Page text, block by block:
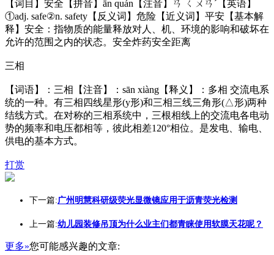
【词目】安全【拼音】ān quán【注音】ㄢ ㄑㄨㄢˊ【英语】
①adj. safe②n. safety【反义词】危险【近义词】平安【基本解
释】安全：指物质的能量释放对人、机、环境的影响和破坏在
允许的范围之内的状态。安全炸药安全距离
三相
【词语】：三相【注音】：sān xiàng【释义】：多相 交流电系
统的一种。有三相四线星形(y形)和三相三线三角形(△形)两种
结线方式。在对称的三相系统中，三根相线上的交流电各电动
势的频率和电压都相等，彼此相差120°相位。是发电、输电、
供电的基本方式。
打赏
下一篇:广州明慧科研级荧光显微镜应用于沥青荧光检测
上一篇:幼儿园装修吊顶为什么业主们都青睐使用软膜天花呢？
更多»您可能感兴趣的文章: